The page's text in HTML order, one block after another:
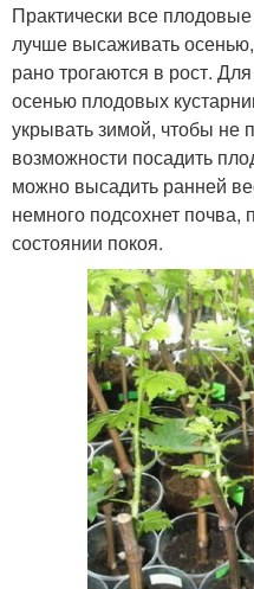
Практически все
лучше высаживать
рано трогаются в рост.
осенью плодовых
укрывать зимой, чтобы не
возможности посадить
можно высадить ранней
немного подсохнет почва,
состоянии покоя.